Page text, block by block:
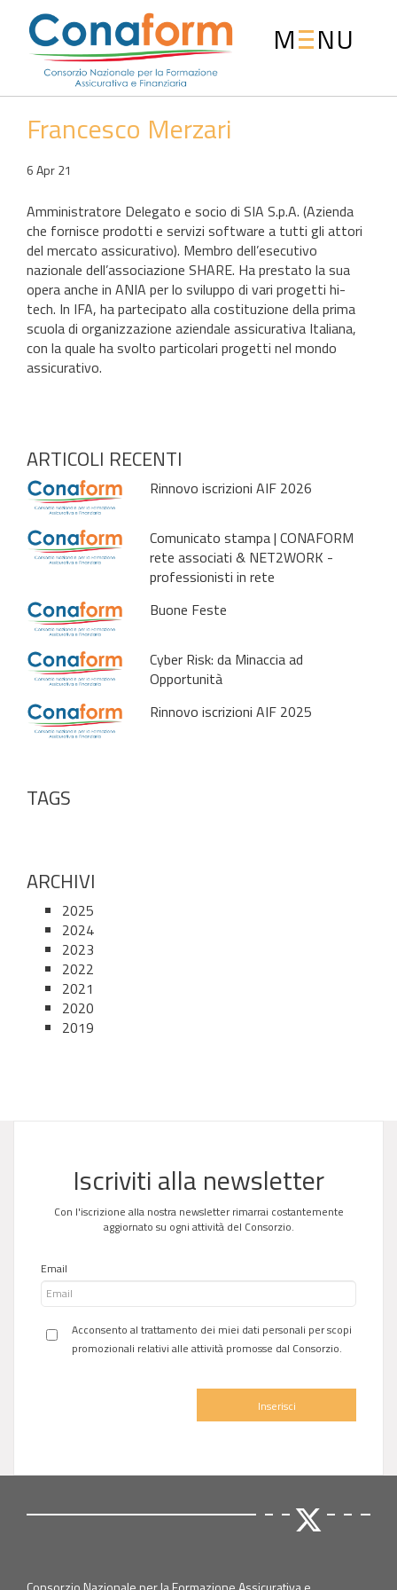
M NU
Francesco Merzari
6 Apr 21
Amministratore Delegato e socio di SIA S.p.A. (Azienda
che fornisce prodotti e servizi software a tutti gli attori
del mercato assicurativo). Membro dell’esecutivo
nazionale dell’associazione SHARE. Ha prestato la sua
opera anche in ANIA per lo sviluppo di vari progetti hi-
tech. In IFA, ha partecipato alla costituzione della prima
scuola di organizzazione aziendale assicurativa Italiana,
con la quale ha svolto particolari progetti nel mondo
assicurativo.
ARTICOLI RECENTI
Rinnovo iscrizioni AIF 2026
Comunicato stampa | CONAFORM
rete associati & NET2WORK -
professionisti in rete
Buone Feste
Cyber Risk: da Minaccia ad
Opportunità
Rinnovo iscrizioni AIF 2025
TAGS
ARCHIVI
2025
2024
2023
2022
2021
2020
2019
Iscriviti alla newsletter
Con l'iscrizione alla nostra newsletter rimarrai costantemente
aggiornato su ogni attività del Consorzio.
Email
Acconsento al trattamento dei miei dati personali per scopi
promozionali relativi alle attività promosse dal Consorzio.
Inserisci